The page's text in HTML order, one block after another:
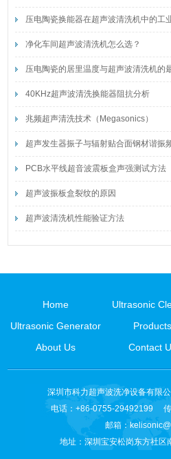
压电陶瓷换能器在超声波清洗机中的工
净化车间超声波清洗机怎么选？
压电陶瓷的居里温度与超声波清洗机的
40KHz超声波清洗换能器阻抗分析
兆频超声清洗技术（Megasonics）
超声发生器振子与辐射贴合面钢材谐振
PCB水平线超音波震板盒声强测试方法
超声波振板盒裂纹的原因
超声波清洗机性能验证方法
Home Ultrasonic
Ultrasonic Generator
Products
About Us
Contact
深圳市科力超声波洗净设备有限
电话：+86-0755-29492199
邮箱：
地址：深圳宝安松岗东方社区